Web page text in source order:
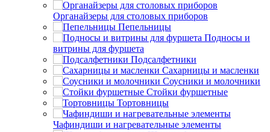
Органайзеры для столовых приборов
Пепельницы
Подносы и
витрины для фуршета
Подсалфетники
Сахарницы и масленки
Соусники и молочники
Стойки фуршетные
Тортовницы
Чафиндиши и нагревательные элементы